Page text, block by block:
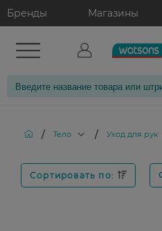
Бренды Магазины
/ Тело / Уход для рук
Сортировать по: